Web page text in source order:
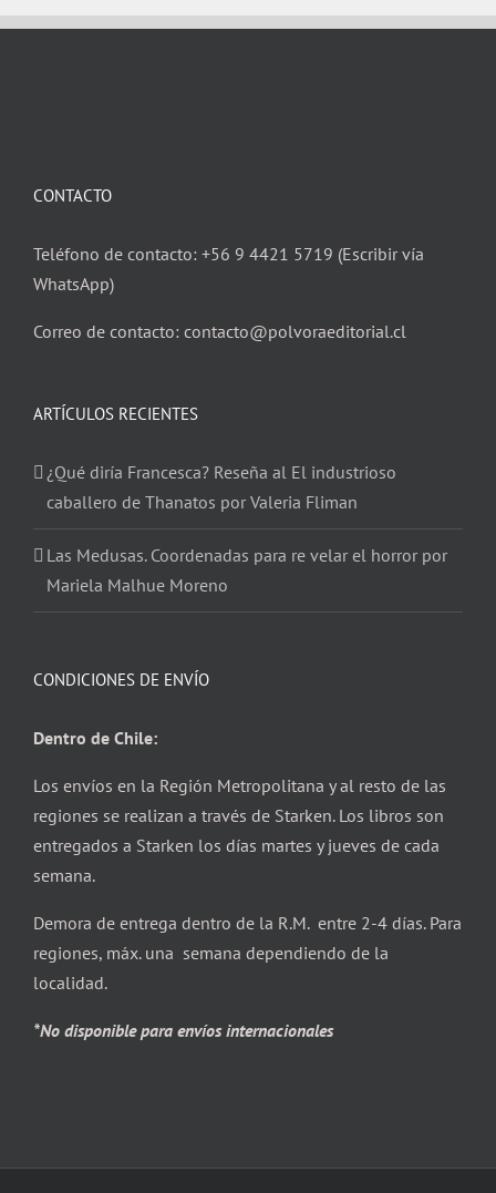
CONTACTO
Teléfono de contacto: +56 9 4421 5719 (Escribir vía
WhatsApp)
Correo de contacto: contacto@polvoraeditorial.cl
ARTÍCULOS RECIENTES
¿Qué diría Francesca? Reseña al El industrioso
caballero de Thanatos por Valeria Fliman
Las Medusas. Coordenadas para re velar el horror por
Mariela Malhue Moreno
CONDICIONES DE ENVÍO
Dentro de Chile:
Los envíos en la Región Metropolitana y al resto de las
regiones se realizan a través de Starken. Los libros son
entregados a Starken los días martes y jueves de cada
semana.
Demora de entrega dentro de la R.M. entre 2-4 días. Para
regiones, máx. una semana dependiendo de la
localidad.
*No disponible para envíos internacionales